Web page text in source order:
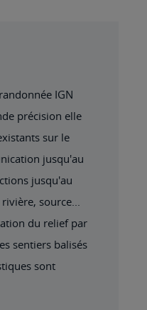
IGN
précision elle
sur le
jusqu'au
jusqu'au
source...
du relief par
sentiers balisés
sont